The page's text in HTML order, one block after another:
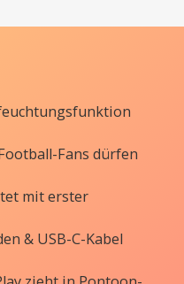
Fans dürfen
mit erster
& USB-C-Kabel